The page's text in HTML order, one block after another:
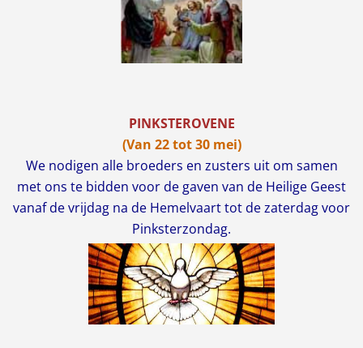
PINKSTEROVENE
(Van 22 tot 30 mei)
We nodigen alle broeders en zusters uit om samen
met ons te bidden voor de gaven van de Heilige Geest
vanaf de vrijdag na de Hemelvaart tot de zaterdag voor
Pinksterzondag.